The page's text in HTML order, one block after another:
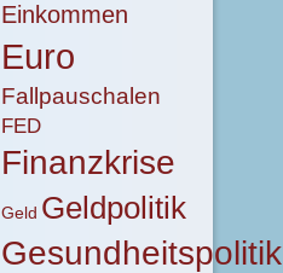
Einkommen
Euro
Fallpauschalen
FED
Finanzkrise
Geld Geldpolitik
Gesundheitspolitik